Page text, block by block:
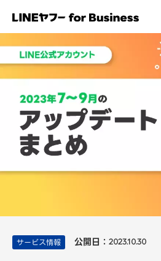
サービス情報 公開日： 2023.10.30